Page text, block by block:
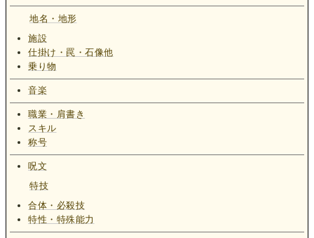
地名・地形
施設
仕掛け・罠・石像他
乗り物
音楽
職業・肩書き
スキル
称号
呪文
特技
合体・必殺技
特性・特殊能力